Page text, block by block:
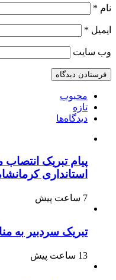
نام *
ایمیل *
وب‌ سایت
محبوب
تازه
دیدگاه‌ها
پیام تبریک
استانداری
7 ساعت پیش
تبریک سردبیر به
13 ساعت پیش